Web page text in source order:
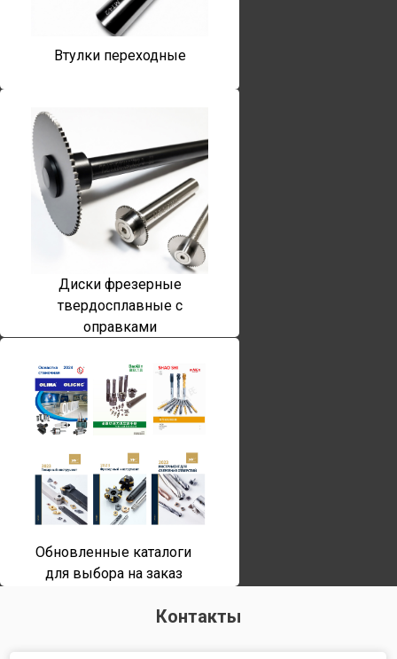
Втулки переходные
Диски фрезерные
твердосплавные с
оправками
Обновленные каталоги
для выбора на заказ
Контакты